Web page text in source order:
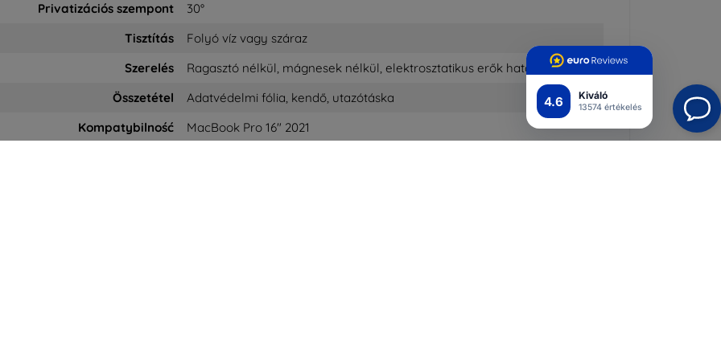
4.6 Kiváló
13574 értékelés
Privatizációs szempont
30°
Tisztítás
Folyó víz vagy száraz
Szerelés
Ragasztó nélkül, mágnesek nélkül, elektrosztatikus erők hatására
Összetétel
Adatvédelmi fólia, kendő, utazótáska
Kompatybilność
MacBook Pro 16" 2021